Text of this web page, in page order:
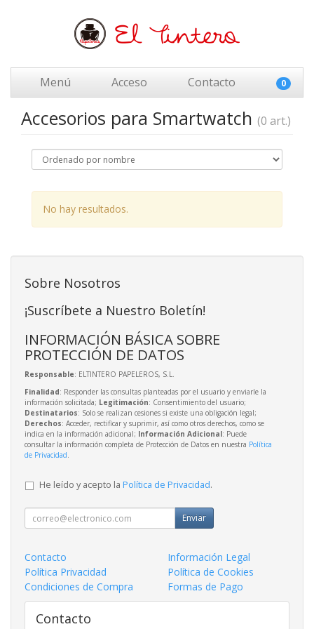
Menú Acceso Contacto 0
Accesorios para Smartwatch (0 art.)
No hay resultados.
Sobre Nosotros
¡Suscríbete a Nuestro Boletín!
INFORMACIÓN BÁSICA SOBRE
PROTECCIÓN DE DATOS
Responsable: ELTINTERO PAPELEROS, S.L.
Finalidad: Responder las consultas planteadas por el usuario y enviarle la
información solicitada; Legitimación: Consentimiento del usuario;
Destinatarios: Solo se realizan cesiones si existe una obligación legal;
Derechos: Acceder, rectificar y suprimir, así como otros derechos, como se
indica en la información adicional; Información Adicional: Puede
consultar la información completa de Protección de Datos en nuestra Política
de Privacidad.
He leído y acepto la Política de Privacidad.
Enviar
Contacto
Información Legal
Política Privacidad
Política de Cookies
Condiciones de Compra
Formas de Pago
Contacto